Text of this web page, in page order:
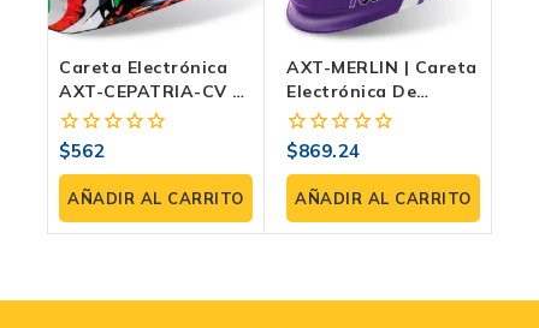
Careta Electrónica
AXT-CEPATRIA-CV –
Sombra Variable,
Visión A Color,
Diseño Patriota,
Ideal Para Soldadura
0
fuera
de
5
$562
AÑADIR AL CARRITO
AXT-MERLIN | Careta
Electrónica De
Sombra Variable DIN
5–8 / 9–13, 4
Sensores, Visor
100×83 Mm Y Modo
0
fuera
de
5
$869.24
AÑADIR AL CARRITO